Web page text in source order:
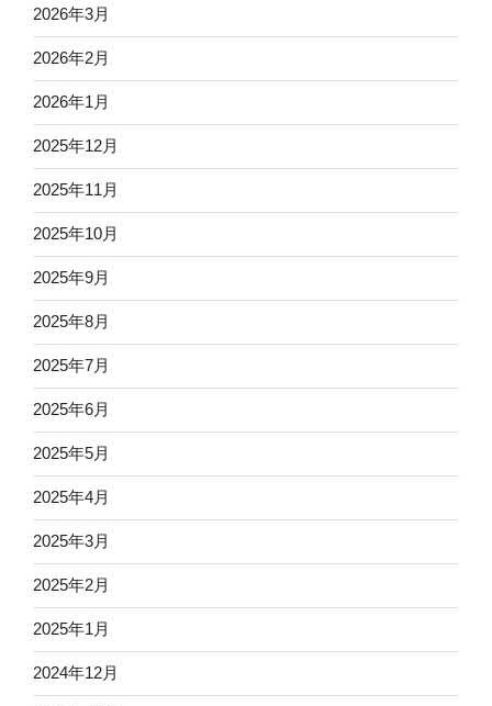
2026年3月
2026年2月
2026年1月
2025年12月
2025年11月
2025年10月
2025年9月
2025年8月
2025年7月
2025年6月
2025年5月
2025年4月
2025年3月
2025年2月
2025年1月
2024年12月